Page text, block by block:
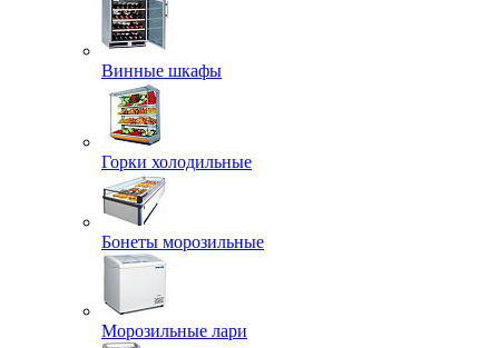
Винные шкафы
Горки холодильные
Бонеты морозильные
Морозильные лари